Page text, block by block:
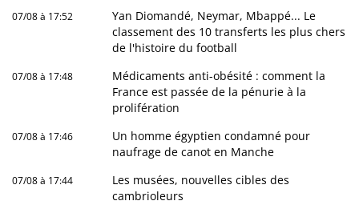
07/08 à 17:52
Yan Diomandé, Neymar, Mbappé... Le
classement des 10 transferts les plus chers
de l'histoire du football
07/08 à 17:48
Médicaments anti-obésité : comment la
France est passée de la pénurie à la
prolifération
07/08 à 17:46
Un homme égyptien condamné pour
naufrage de canot en Manche
07/08 à 17:44
Les musées, nouvelles cibles des
cambrioleurs